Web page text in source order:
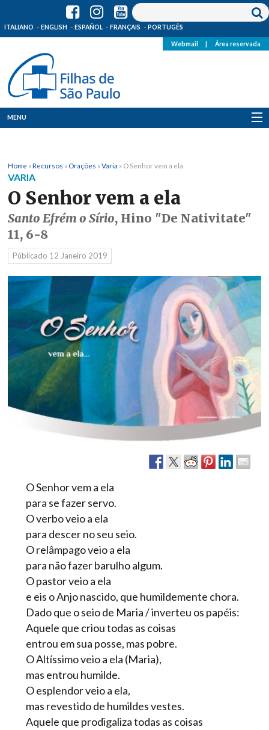
ITALIANO ENGLISH ESPAÑOL FRANÇAIS PORTUGÊS
Webmail Área reservada
MENU
Onde Estamos
Notícias
Recursos
Media
Home »Recursos » Orações »Varia » O Senhor vem a ela
VARIA
O Senhor vem a ela
Santo Efrém o Sírio, Hino "De Nativitate"
11, 6-8
Públicado 12 Janeiro 2019
O Senhor vem a ela
para se fazer servo.
O verbo veio a ela
para descer no seu seio.
O relâmpago veio a ela
para não fazer barulho algum.
O pastor veio a ela
e eis o Anjo nascido, que humildemente chora.
Dado que o seio de Maria / inverteu os papéis:
Aquele que criou todas as coisas
entrou em sua posse, mas pobre.
O Altíssimo veio a ela (Maria),
mas entrou humilde.
O esplendor veio a ela,
mas revestido de humildes vestes.
Aquele que prodigaliza todas as coisas